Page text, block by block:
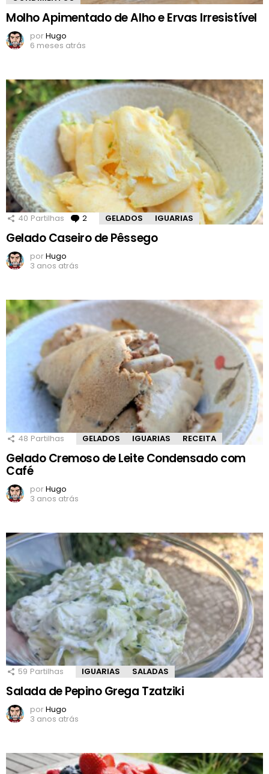
Molho Apimentado de Alho e Ervas Irresistível
porHugo
6 meses atrás
40 Partilhas 2 Comentários
GELADOS IGUARIAS
Gelado Caseiro de Pêssego
porHugo
3 anos atrás
48 Partilhas GELADOS IGUARIAS RECEITA
Gelado Cremoso de Leite Condensado com
Café
porHugo
3 anos atrás
59 Partilhas IGUARIAS SALADAS
Salada de Pepino Grega Tzatziki
porHugo
3 anos atrás